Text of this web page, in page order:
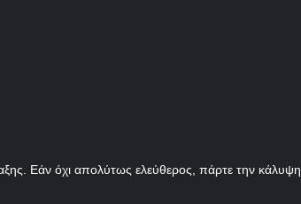
Εάν όχι απολύτως ελεύθερος, πάρτε την κάλυψη